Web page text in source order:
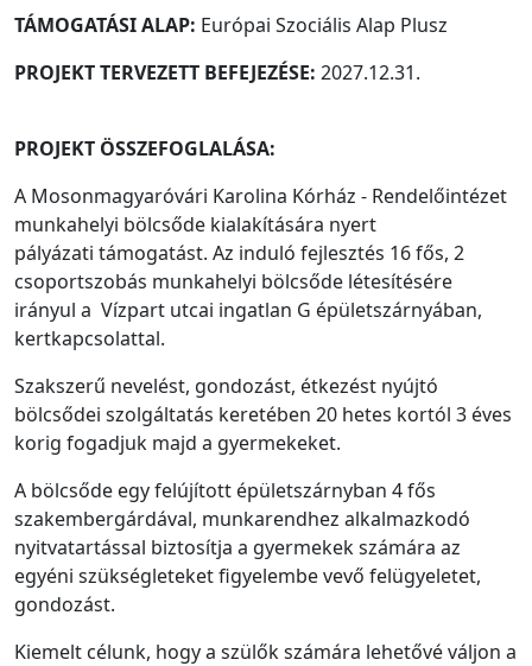
TÁMOGATÁSI ALAP: Európai Szociális Alap Plusz
PROJEKT TERVEZETT BEFEJEZÉSE: 2027.12.31.
PROJEKT ÖSSZEFOGLALÁSA:
A Mosonmagyaróvári Karolina Kórház - Rendelőintézet
munkahelyi bölcsőde kialakítására nyert
pályázati támogatást. Az induló fejlesztés 16 fős, 2
csoportszobás munkahelyi bölcsőde létesítésére
irányul a Vízpart utcai ingatlan G épületszárnyában,
kertkapcsolattal.
Szakszerű nevelést, gondozást, étkezést nyújtó
bölcsődei szolgáltatás keretében 20 hetes kortól 3 éves
korig fogadjuk majd a gyermekeket.
A bölcsőde egy felújított épületszárnyban 4 fős
szakembergárdával, munkarendhez alkalmazkodó
nyitvatartással biztosítja a gyermekek számára az
egyéni szükségleteket figyelembe vevő felügyeletet,
gondozást.
Kiemelt célunk, hogy a szülők számára lehetővé váljon a